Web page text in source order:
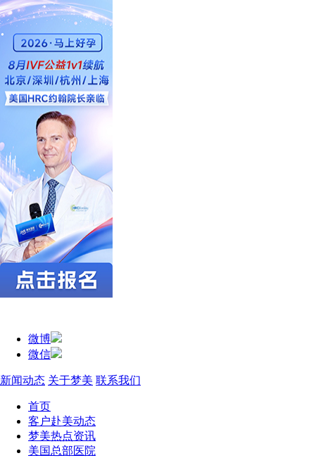
微博
微信
新闻动态 关于梦美 联系我们
首页
客户赴美动态
梦美热点资讯
美国总部医院